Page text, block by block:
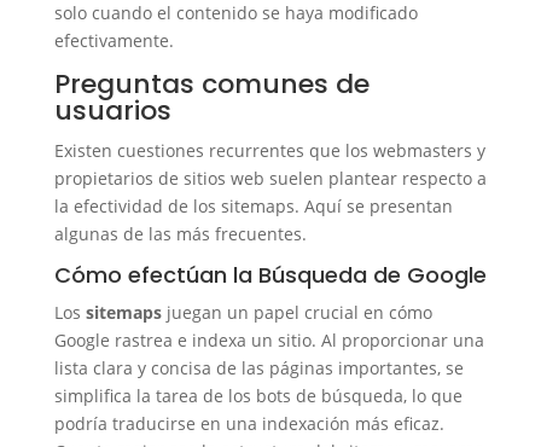
solo cuando el contenido se haya modificado
efectivamente.
Preguntas comunes de
usuarios
Existen cuestiones recurrentes que los webmasters y
propietarios de sitios web suelen plantear respecto a
la efectividad de los sitemaps. Aquí se presentan
algunas de las más frecuentes.
Cómo efectúan la Búsqueda de Google
Los sitemapsjuegan un papel crucial en cómo
Google rastrea e indexa un sitio. Al proporcionar una
lista clara y concisa de las páginas importantes, se
simplifica la tarea de los bots de búsqueda, lo que
podría traducirse en una indexación más eficaz.